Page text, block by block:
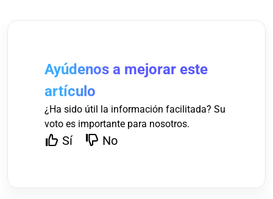
Ayúdenos a mejorar este
artículo
¿Ha sido útil la información facilitada? Su
voto es importante para nosotros.
Sí No